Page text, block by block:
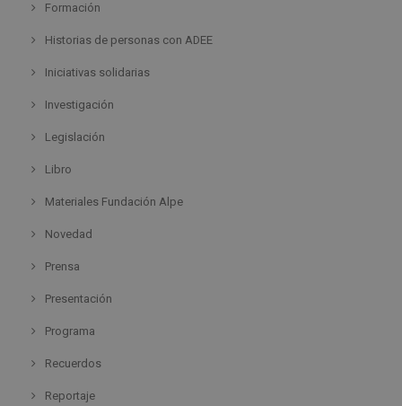
Formación
Historias de personas con ADEE
Iniciativas solidarias
Investigación
Legislación
Libro
Materiales Fundación Alpe
Novedad
Prensa
Presentación
Programa
Recuerdos
Reportaje